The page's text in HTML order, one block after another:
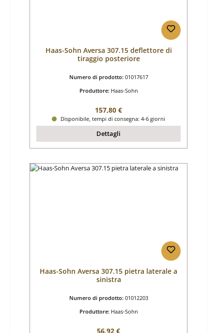
Haas-Sohn Aversa 307.15 deflettore di
tiraggio posteriore
Numero di prodotto: 01017617
Produttore: Haas-Sohn
Prezzo normale:
157,80 €
Disponibile, tempi di consegna: 4-6 giorni
Dettagli
Haas-Sohn Aversa 307.15 pietra laterale a
sinistra
Numero di prodotto: 01012203
Produttore: Haas-Sohn
Prezzo normale:
56,92 €